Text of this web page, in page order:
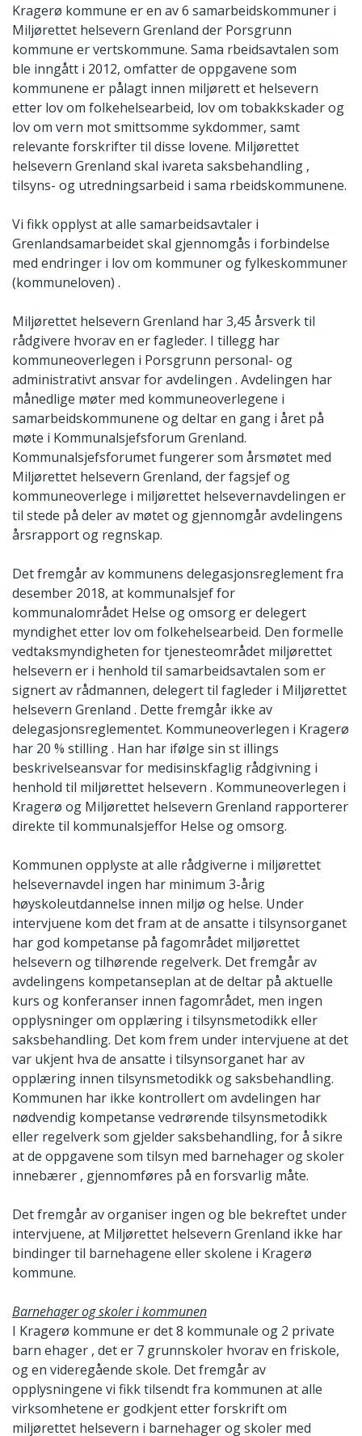
Kragerø kommune er en av 6 samarbeidskommuner i
Miljørettet helsevern Grenland der Porsgrunn
kommune er vertskommune. Sama rbeidsavtalen som
ble inngått i 2012, omfatter de oppgavene som
kommunene er pålagt innen miljørett et helsevern
etter lov om folkehelsearbeid, lov om tobakkskader og
lov om vern mot smittsomme sykdommer, samt
relevante forskrifter til disse lovene. Miljørettet
helsevern Grenland skal ivareta saksbehandling ,
tilsyns- og utredningsarbeid i sama rbeidskommunene.
Vi fikk opplyst at alle samarbeidsavtaler i
Grenlandsamarbeidet skal gjennomgås i forbindelse
med endringer i lov om kommuner og fylkeskommuner
(kommuneloven) .
Miljørettet helsevern Grenland har 3,45 årsverk til
rådgivere hvorav en er fagleder. I tillegg har
kommuneoverlegen i Porsgrunn personal- og
administrativt ansvar for avdelingen . Avdelingen har
månedlige møter med kommuneoverlegene i
samarbeidskommunene og deltar en gang i året på
møte i Kommunalsjefsforum Grenland.
Kommunalsjefsforumet fungerer som årsmøtet med
Miljørettet helsevern Grenland, der fagsjef og
kommuneoverlege i miljørettet helsevernavdelingen er
til stede på deler av møtet og gjennomgår avdelingens
årsrapport og regnskap.
Det fremgår av kommunens delegasjonsreglement fra
desember 2018, at kommunalsjef for
kommunalområdet Helse og omsorg er delegert
myndighet etter lov om folkehelsearbeid. Den formelle
vedtaksmyndigheten for tjenesteområdet miljørettet
helsevern er i henhold til samarbeidsavtalen som er
signert av rådmannen, delegert til fagleder i Miljørettet
helsevern Grenland . Dette fremgår ikke av
delegasjonsreglementet. Kommuneoverlegen i Kragerø
har 20 % stilling . Han har ifølge sin st illings
beskrivelseansvar for medisinskfaglig rådgivning i
henhold til miljørettet helsevern . Kommuneoverlegen i
Kragerø og Miljørettet helsevern Grenland rapporterer
direkte til kommunalsjeffor Helse og omsorg.
Kommunen opplyste at alle rådgiverne i miljørettet
helsevernavdel ingen har minimum 3-årig
høyskoleutdannelse innen miljø og helse. Under
intervjuene kom det fram at de ansatte i tilsynsorganet
har god kompetanse på fagområdet miljørettet
helsevern og tilhørende regelverk. Det fremgår av
avdelingens kompetanseplan at de deltar på aktuelle
kurs og konferanser innen fagområdet, men ingen
opplysninger om opplæring i tilsynsmetodikk eller
saksbehandling. Det kom frem under intervjuene at det
var ukjent hva de ansatte i tilsynsorganet har av
opplæring innen tilsynsmetodikk og saksbehandling.
Kommunen har ikke kontrollert om avdelingen har
nødvendig kompetanse vedrørende tilsynsmetodikk
eller regelverk som gjelder saksbehandling, for å sikre
at de oppgavene som tilsyn med barnehager og skoler
innebærer , gjennomføres på en forsvarlig måte.
Det fremgår av organiser ingen og ble bekreftet under
intervjuene, at Miljørettet helsevern Grenland ikke har
bindinger til barnehagene eller skolene i Kragerø
kommune.
Barnehager og skoler i kommunen
I Kragerø kommune er det 8 kommunale og 2 private
barn ehager , det er 7 grunnskoler hvorav en friskole,
og en videregående skole. Det fremgår av
opplysningene vi fikk tilsendt fra kommunen at alle
virksomhetene er godkjent etter forskrift om
miljørettet helsevern i barnehager og skoler med